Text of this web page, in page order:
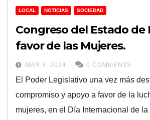
LOCAL NOTICIAS SOCIEDAD
Congreso del Estado de
favor de las Mujeres.
MAR 8, 2024 0 COMMENTS
El Poder Legislativo una vez más
compromiso y apoyo a favor de la
mujeres, en el Día Internacional de la